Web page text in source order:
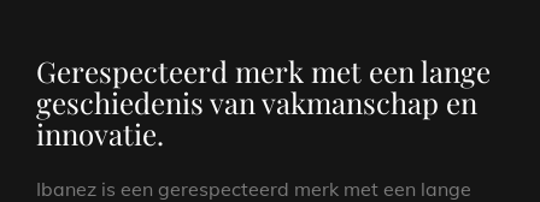
Gerespecteerd merk met een lange
geschiedenis van vakmanschap en
innovatie.
Ibanez is een gerespecteerd merk met een lange